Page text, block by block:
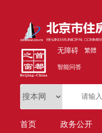
无障碍 繁體
智能问答
首页 政务公开